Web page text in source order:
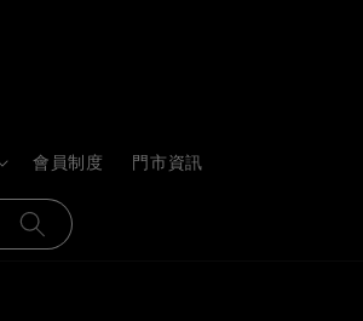
會員制度 門市資訊